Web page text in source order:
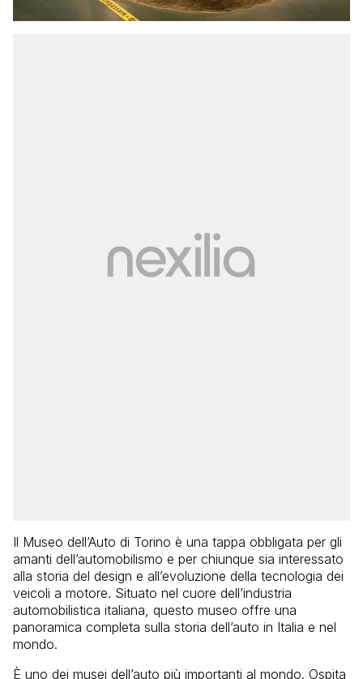
Il Museo dell’Auto di Torino è una tappa obbligata per gli
amanti dell’automobilismo e per chiunque sia interessato
alla storia del design e all’evoluzione della tecnologia dei
veicoli a motore. Situato nel cuore dell’industria
automobilistica italiana, questo museo offre una
panoramica completa sulla storia dell’auto in Italia e nel
mondo.
È uno dei musei dell’auto più importanti al mondo. Ospita